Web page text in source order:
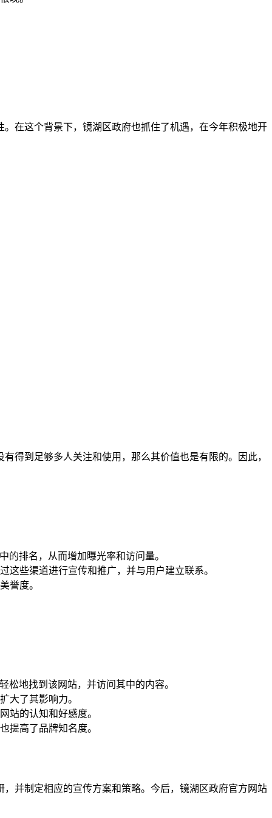
在这个背景下，镜湖区政府也抓住了机遇，在今年积极地开
得到足够多人关注和使用，那么其价值也是有限的。因此，
的排名，从而增加曝光率和访问量。
些渠道进行宣传和推广，并与用户建立联系。
誉度。
松地找到该网站，并访问其中的内容。
大了其影响力。
站的认知和好感度。
提高了品牌知名度。
并制定相应的宣传方案和策略。今后，镜湖区政府官方网站